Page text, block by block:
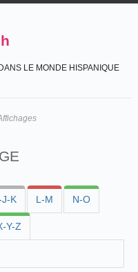
LE MONDE HISPANIQUE
J-K L-M N-O
Y-Z